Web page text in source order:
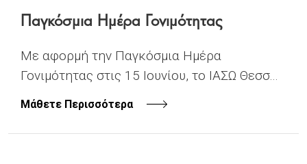
Παγκόσμια Ημέρα Γονιμότητας
Με αφορμή την Παγκόσμια Ημέρα
Γονιμότητας στις 15 Ιουνίου, το ΙΑΣΩ Θεσσ...
Μάθετε Περισσότερα